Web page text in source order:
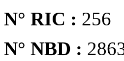
N° RIC : 256
N° NBD :